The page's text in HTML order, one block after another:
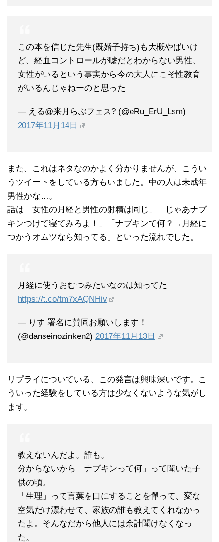
この本を信じた先生(既婚子持ち)も大概やばいけ
ど、経血コントロールが嘘だとわからない男性、
女性がいるという事実から今の大人にこそ性教育
がいるんじゃねーのと思った
— える@来月らぶフェス? (@eRu_ErU_Lsm)
2017年11月14日
また、これはネタなのかよく分かりませんが、こうい
うツイートをしている方もいました。中の人は未成年
男性かな…。
話は「女性の月経と男性の射精は同じ」「じゃあナプ
キンつけて寝てみろよ！」「ナプキンて何？→月経に
つかうオムツなら知ってる」といった流れでした。
月経に使うおむつみたいなのは知ってた
https://t.co/tm7xAQNHiv
— りす 署名に賛同お願いします！
(@danseinozinken2) 2017年11月13日
リプライについている、この発言は興味深いです。こ
ういった経験をしている方は少なくないような気がし
ます。
教えないんだよ。誰も。
分からないから「ナプキンって何」って聞いた子
供の頃。
「生理」って言葉を口にすることを憚って、変な
空気だけ漂わせて、家族の誰も教えてくれなかっ
たよ。そんなだから他人には余計聞けなくなっ
た。